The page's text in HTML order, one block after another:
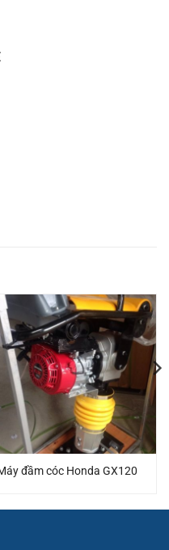
đầm cóc Honda GX120